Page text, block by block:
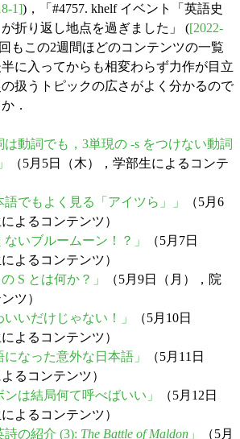
1])，「#4757. khelf イベント「英語史
折り返し地点を過ぎました」 ([2022-
もこの2週間ほどのコンテンツの一覧
に入ってからも相変わらず力作が目立
扱うトピックの広さがよく分かるので
．
は動詞でも，3単現の -s をつけない動詞
（5月5日（木），学部生によるコンテ
語でもよく見る「アイツら」」
（5月6
よるコンテンツ）
ないブルームーン！？」
（5月7日
よるコンテンツ）
S とは何か？」
（5月9日（月），院
ツ）
いいだけじゃない！」
（5月10日
よるコンテンツ）
になった意外な日本語」
（5月11日
るコンテンツ）
ンは結局何て呼べばいい」
（5月12日
よるコンテンツ）
詩の紹介 (3): The Battle of Maldon 」
（5月